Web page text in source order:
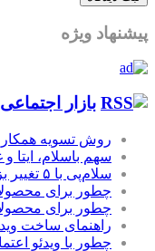
پیشنهاد ویژه
بازار
روش تسویه
سهم باسلام، ایتا
سلام‌پی با ۵ تغییر بزرگ در سال جدید
چطور برای
چطور برای
راهنمای ساخت
چطور با ویدئو